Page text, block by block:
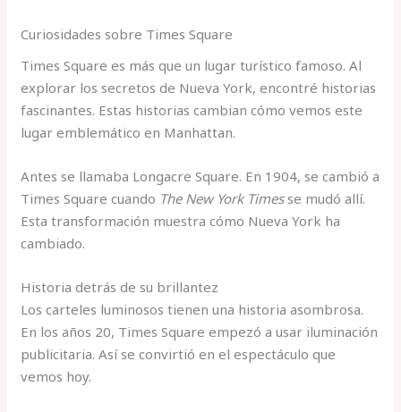
Curiosidades sobre Times Square
Times Square es más que un lugar turístico famoso. Al
explorar los secretos de Nueva York, encontré historias
fascinantes. Estas historias cambian cómo vemos este
lugar emblemático en Manhattan.
Antes se llamaba Longacre Square. En 1904, se cambió a
Times Square cuando The New York Timesse mudó allí.
Esta transformación muestra cómo Nueva York ha
cambiado.
Historia detrás de su brillantez
Los carteles luminosos tienen una historia asombrosa.
En los años 20, Times Square empezó a usar iluminación
publicitaria. Así se convirtió en el espectáculo que
vemos hoy.